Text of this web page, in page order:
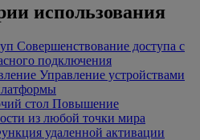
использования
Совершенствование доступа с
подключения
Управление устройствами
стол Повышение
из любой точки мира
удаленной активации